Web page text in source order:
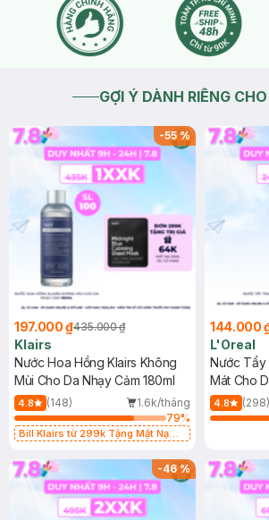
GỢI Ý DÀNH RIÊNG
-55%
197.000 ₫435.000 ₫
Klairs
Nước Hoa Hồng Klairs Không
Mùi Cho Da Nhạy Cảm 180ml
4.8 (148)
1.6k/tháng
79%
Bill Klairs từ 299k Tặng Mặt Nạ
25ml (SL Có Hạn)
144.000
L'Oreal
Nước Tẩy
Mát Cho
400ml
4.8 (298)
-46%